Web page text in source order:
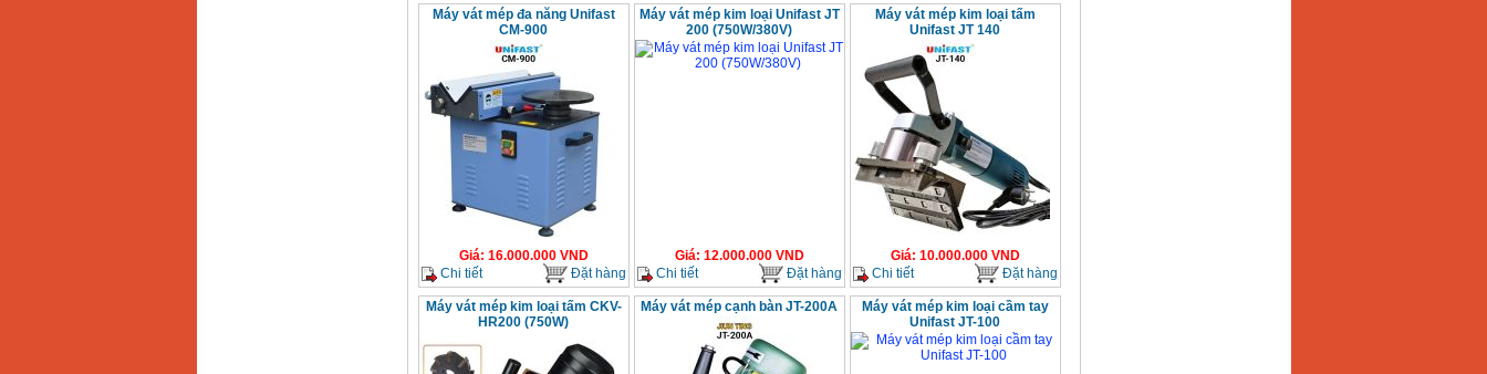
Máy vát mép đa năng Unifast
CM-900
Giá: 16.000.000VND
Chi tiết
Đặt hàng
Máy vát mép kim loại Unifast JT
200 (750W/380V)
Giá: 12.000.000VND
Chi tiết
Đặt hàng
Máy vát mép kim loại tấm
Unifast JT 140
Giá: 10.000.000VND
Chi tiết
Đặt hàng
Máy vát mép kim loại tấm CKV-
HR200 (750W)
Máy vát mép cạnh bàn JT-200A
Máy vát mép kim loại cầm tay
Unifast JT-100